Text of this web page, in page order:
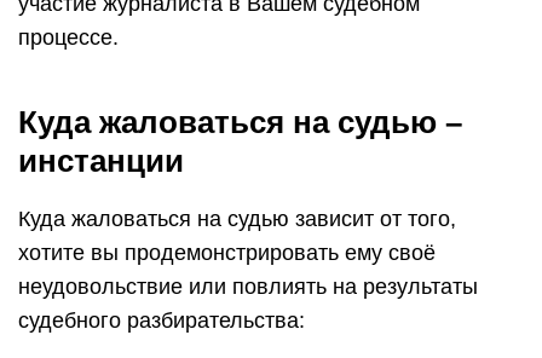
процессе.
Куда жаловаться на судью –
инстанции
Куда жаловаться на судью зависит от того,
хотите вы продемонстрировать ему своё
неудовольствие или повлиять на результаты
судебного разбирательства: